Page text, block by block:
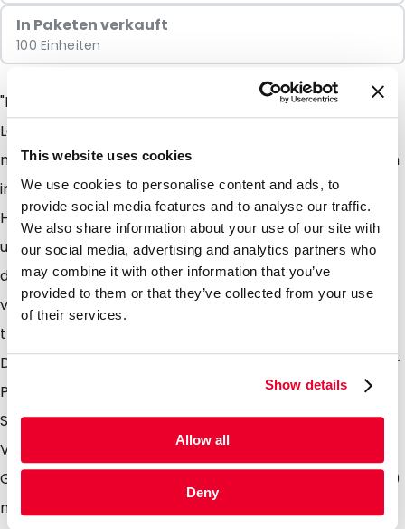
This website uses cookies
We use cookies to personalise content and ads, to
provide social media features and to analyse our traffic.
We also share information about your use of our site with
our social media, advertising and analytics partners who
may combine it with other information that you’ve
provided to them or that they’ve collected from your use
of their services.
Show details
Allow all
Deny
In Paketen verkauft
100 Einheiten
"Für die effiziente und nachhaltige Verpackung von
Lebensmitteln und Non-Food Produkten sind unsere
neuen Flachbeutel die ideale Wahl. Ab Lager erhältlich
in frischen und beliebten Farben wie Rosa, Hellgrün,
Hellgrau und Weiß. Alle Beutel sind in einer modernen
und stilvollen matten Ausführung erhältlich. Aufgrund
der Materialzusammensetzung sind diese Flachbeutel
vollständig recycelbar (Recycling-Code 4) und biten
trotzdem eine ausgezeichnete Barriere gegen Gase,
Dämpfe und Aromen. Sie eignen sich hervorragend für
Pulver und Sportnahrung, Pillen, Samen, Süßigkeiten,
Schmuck, Cremes, Perlen und natürlich für den
Versand von Mustern an Ihre Kunden. Es stehen zwei
Größen zur Auswahl: 70 mm x 110 mm und 80 mm x 130
mm. Durch die Aufreißkerben lassen sich die Beutel